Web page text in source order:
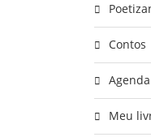
Contos
Agenda
Meu